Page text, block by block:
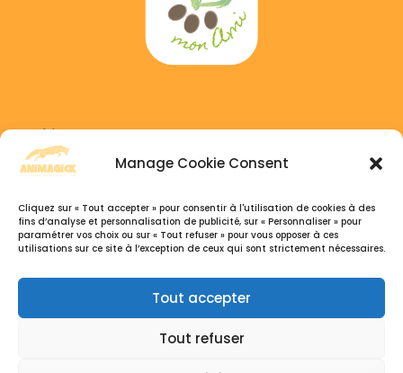
Manage Cookie Consent
Cliquez sur « Tout accepter » pour consentir à l'utilisation de cookies à des
fins d’analyse et personnalisation de publicité, sur « Personnaliser » pour
paramétrer vos choix ou sur « Tout refuser » pour vous opposer à ces
utilisations sur ce site à l’exception de ceux qui sont strictement nécessaires.
Tout accepter
Tout refuser
Adress :
6 GAICHEL, 8469 Habscht, Luxembourg
+352 691 333 041
+32 495 77 26 07
Du Lundi au Samedi, 9h30 – 18:30